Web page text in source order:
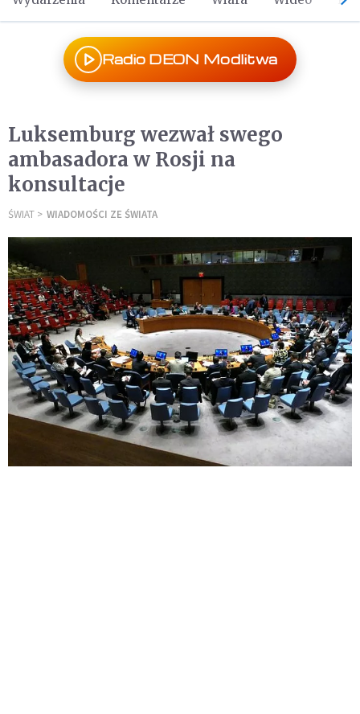
Radio DEON Modlitwa
Luksemburg wezwał swego
ambasadora w Rosji na
konsultacje
ŚWIAT WIADOMOŚCI ZE ŚWIATA